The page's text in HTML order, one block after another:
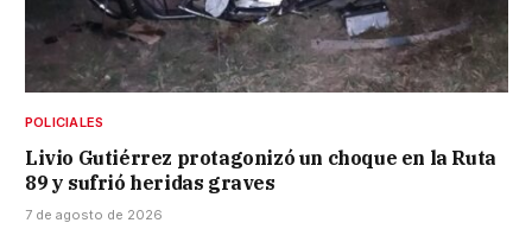
POLICIALES
Livio Gutiérrez protagonizó un choque en la Ruta
89 y sufrió heridas graves
7 de agosto de 2026